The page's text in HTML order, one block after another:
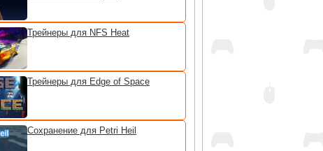
Трейнеры для NFS Heat
Трейнеры для Edge of Space
Сохранение для Petri Heil